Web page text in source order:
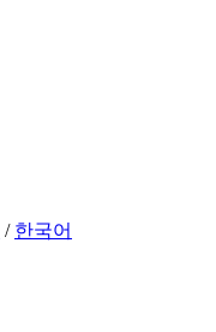
/ 한국어